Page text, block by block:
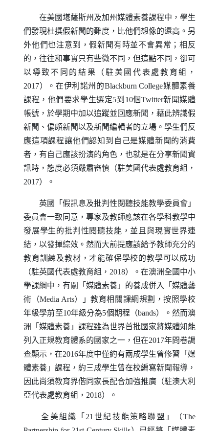
在美國堪薩斯州及加州媒體素養課程中，學生
們發現杜撰假新聞的難度，比他們想像的還高。另
外他們也注意到，假新聞有時並不會異常；相反
的，往往和事實只有些微不同，但這點不同，卻可
以導致不同的結果（駐美國代表處教育組，
2017）。在伊利諾州的Blackburn College媒體素養
課程，他們要求學生選定5到10個Twitter新聞媒體
帳號，於學期中加以追蹤並回應新聞，藉此辨識假
新聞、偏頗新聞以及新聞編輯者的立場。學生們反
應這項課程讓他們認知到自己是媒體新聞的消費
者，有自己應該扮演的角色，也就是在分享新聞資
訊時，態度必須嚴肅審慎（駐美國代表處教育組，
2017）。
英國「假訊息及批判性閱聽技能教學委員會」
委員會一致同意，專家及教師應該在各學科教學中
發展學生的批判性閱聽技能，並且與現實世界連
結，以發揮綜效。然而大前提應該給予教師充分的
教育訓練及教材，才能確保學校的教學可以成功
（駐英國代表處教育組，2018）。在澳洲全國中小
學課綱中，有關「媒體素養」的養成併入「媒體藝
術（Media Arts）」教育相關課綱規劃，按照學校
年級學前至10年級分為5個期程（bands）。然而澳
洲「媒體素養」課程雖為世界首批國家將媒體知能
列入正規教育體系的國家之一，但在2017年問卷調
查顯示，在2016年度中僅約有兩成學生曾修習「媒
體素養」課程，約三成學生曾在校編寫新聞報導，
因此尚須教育界偕同家長配合加強推廣（駐澳大利
亞代表處教育組，2018）。
全美組織「21世紀技能策略聯盟」（The